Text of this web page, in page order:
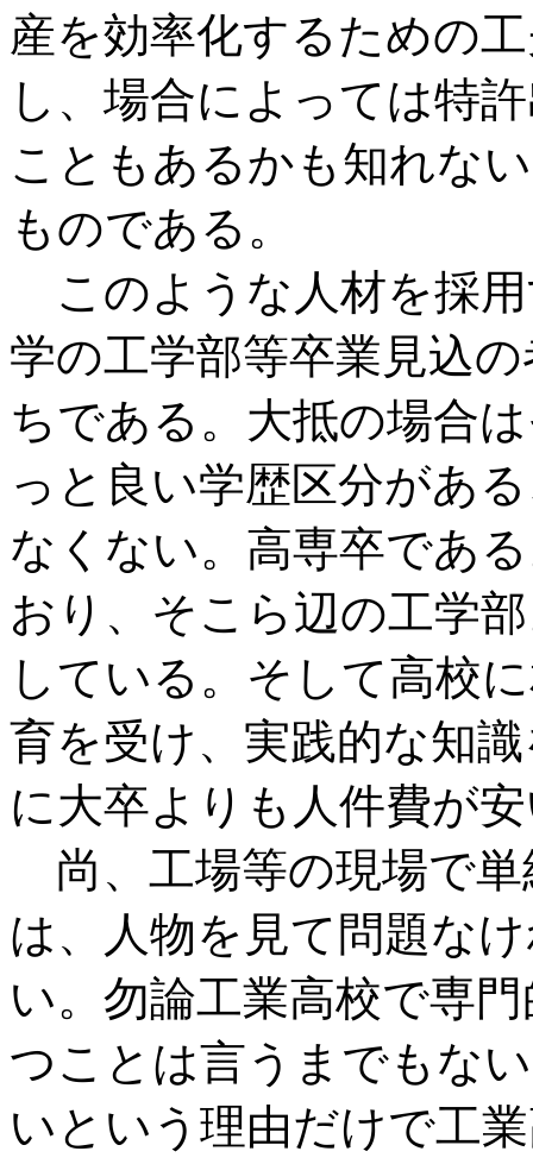
産を効率化するための
し、場合によっては特
こともあるかも知れな
ものである。
このような人材を採
学の工学部等卒業見込
ちである。大抵の場合
っと良い学歴区分があ
なくない。高専卒であ
おり、そこら辺の工学
している。そして高校
育を受け、実践的な知
に大卒よりも人件費が
尚、工場等の現場で
は、人物を見て問題な
い。勿論工業高校で専
つことは言うまでもな
いという理由だけで工